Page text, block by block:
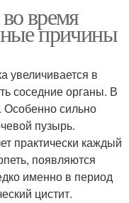
время
причины
увеличивается в
соседние органы. В
Особенно сильно
пузырь.
практически каждый
появляются
именно в период
цистит.